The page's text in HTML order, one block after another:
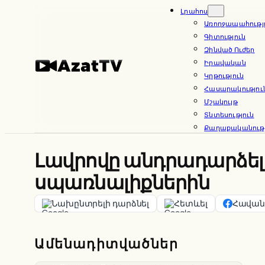
Լրահոս
Գիտություն
Զինված Ուժեր
Իրավական
Կրթություն
Մշակույթ
Տնտեսություն
Լավրովը անդրադարձել
սպառնալիքներին
Նախընտրելի դարձնել Հետևել
Ամենադիտվածներ